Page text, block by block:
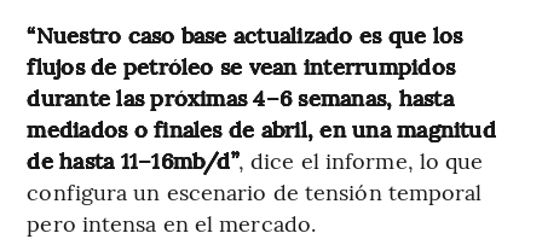
“Nuestro caso base actualizado es que los
flujos de petróleo se vean interrumpidos
durante las próximas 4–6 semanas, hasta
mediados o finales de abril, en una magnitud
de hasta 11–16mb/d”, dice el informe, lo que
configura un escenario de tensión temporal
pero intensa en el mercado.